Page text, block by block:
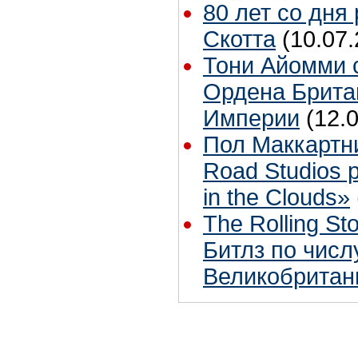
80 лет со
Скотта
Тони Айомми
Ордена
Империи
Пол
Road Studios
in the Clouds»
The Rolling
Битлз по